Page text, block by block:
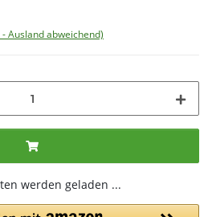
- Ausland abweichend)
werden geladen ...